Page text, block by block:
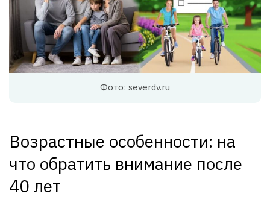
Фото: severdv.ru
Возрастные особенности: на
что обратить внимание после
40 лет